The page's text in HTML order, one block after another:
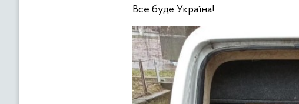
Все буде Україна!